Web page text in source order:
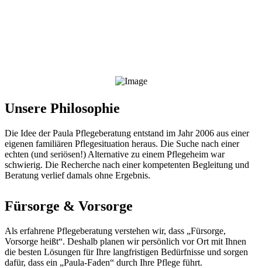
Unsere Philosophie
Die Idee der Paula Pflegeberatung entstand im Jahr 2006 aus einer
eigenen familiären Pflegesituation heraus. Die Suche nach einer
echten (und seriösen!) Alternative zu einem Pflegeheim war
schwierig. Die Recherche nach einer kompetenten Begleitung und
Beratung verlief damals ohne Ergebnis.
Fürsorge & Vorsorge
Als erfahrene Pflegeberatung verstehen wir, dass „Fürsorge,
Vorsorge heißt“. Deshalb planen wir persönlich vor Ort mit Ihnen
die besten Lösungen für Ihre langfristigen Bedürfnisse und sorgen
dafür, dass ein „Paula-Faden“ durch Ihre Pflege führt.